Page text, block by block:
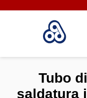
Tubo
saldatura